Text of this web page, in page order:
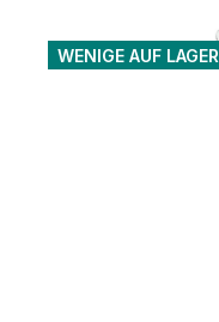
WENIGE AUF LAGER